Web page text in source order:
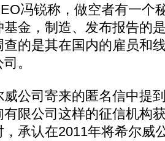
冯锐称，做空者有一个
金，制造、发布报告的
的是其在国内的雇员和
。
司寄来的匿名信中提
限公司这样的征信机构
承认在2011年将希尔威